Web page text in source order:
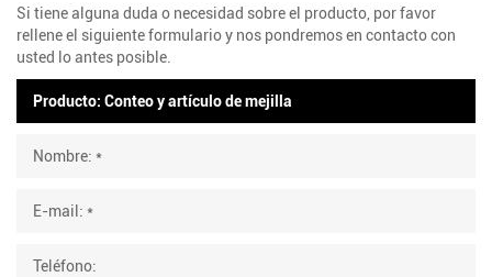
Si tiene alguna duda o necesidad sobre el producto, por favor
rellene el siguiente formulario y nos pondremos en contacto con
usted lo antes posible.